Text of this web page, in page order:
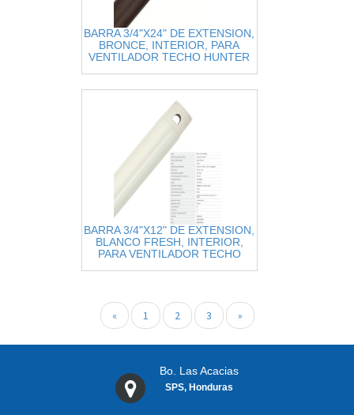
BARRA 3/4"X24" DE EXTENSION,
BRONCE, INTERIOR, PARA
VENTILADOR TECHO HUNTER
BARRA 3/4"X12" DE EXTENSION,
BLANCO FRESH, INTERIOR,
PARA VENTILADOR TECHO
« 1 2 3 »
Bo. Las Acacias
SPS, Honduras